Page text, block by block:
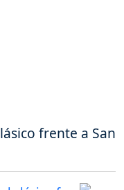
frente a San